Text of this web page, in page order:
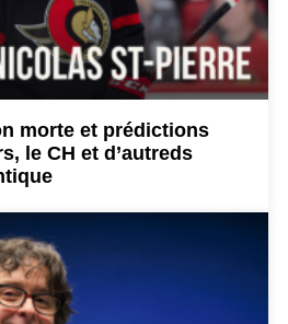
morte et prédictions
le CH et d’autreds